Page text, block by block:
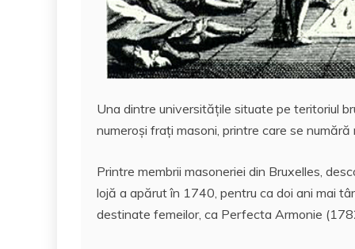
Una dintre universităţile situate pe teritoriul
numeroşi fraţi masoni, printre care se numără
Printre membrii masoneriei din Bruxelles,
lojă a apărut în 1740, pentru ca doi ani mai
destinate femeilor, ca Perfecta Armonie